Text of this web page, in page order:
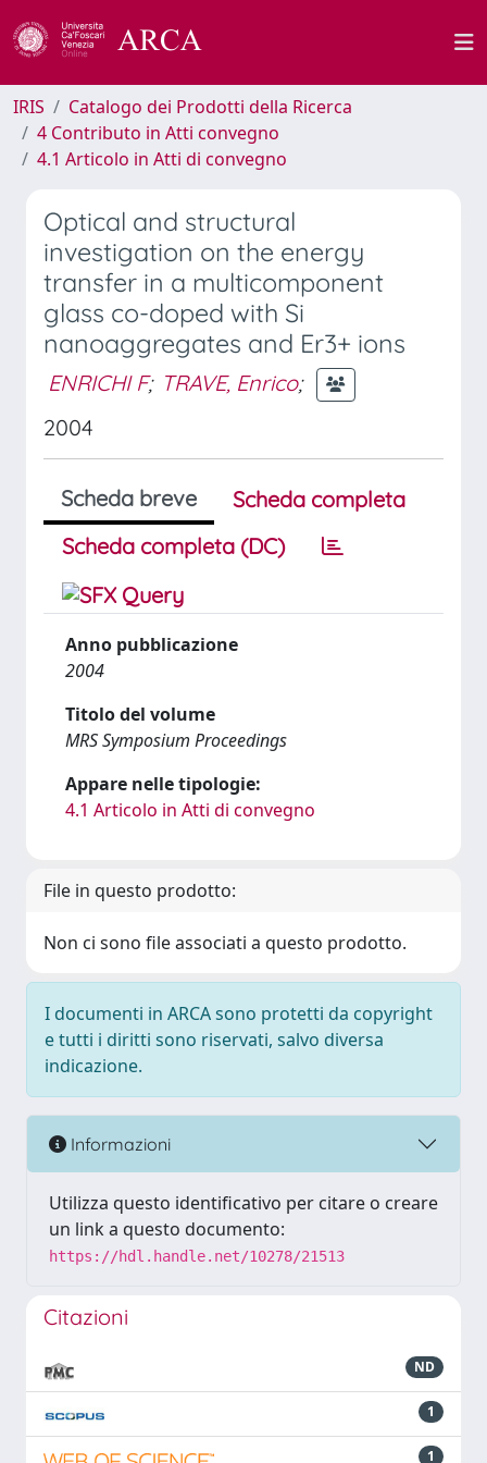
IRIS
Catalogo dei Prodotti della Ricerca
4 Contributo in Atti convegno
4.1 Articolo in Atti di convegno
Optical and structural
investigation on the energy
transfer in a multicomponent
glass co-doped with Si
nanoaggregates and Er3+ ions
ENRICHI F; TRAVE, Enrico;
2004
Scheda breve
Scheda completa
Scheda completa (DC)
Anno pubblicazione
2004
Titolo del volume
MRS Symposium Proceedings
Appare nelle tipologie:
4.1 Articolo in Atti di convegno
File in questo prodotto:
Non ci sono file associati a questo prodotto.
I documenti in ARCA sono protetti da copyright
e tutti i diritti sono riservati, salvo diversa
indicazione.
Informazioni
Utilizza questo identificativo per citare o creare
un link a questo documento:
https://hdl.handle.net/10278/21513
Citazioni
ND
1
1